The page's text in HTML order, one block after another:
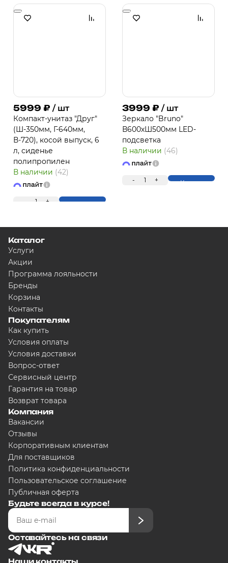
любого банка
Получайте товар выбранный
Оставшиеся части будут
5999 ₽ / шт
Компакт-унитаз "Друг"
(Ш-350мм, Г-640мм,
В-720), косой выпуск, 6
л, сиденье
полипропилен
В наличии (42)
1 + Купить
3999 ₽ / шт
Зеркало "Bruno"
В600хШ500мм LED-
подсветка
В наличии (46)
- 1 + Купить
Каталог
Услуги
Акции
Программа лояльности
Бренды
Корзина
Контакты
Покупателям
Как купить
Условия оплаты
Условия доставки
Вопрос-ответ
Сервисный центр
Гарантия на товар
Возврат товара
Компания
Вакансии
Отзывы
Корпоративным клиентам
Для поставщиков
Политика конфиденциальности
Пользовательское соглашение
Публичная оферта
Будьте всегда в курсе!
Оставайтесь на связи
Наши контакты